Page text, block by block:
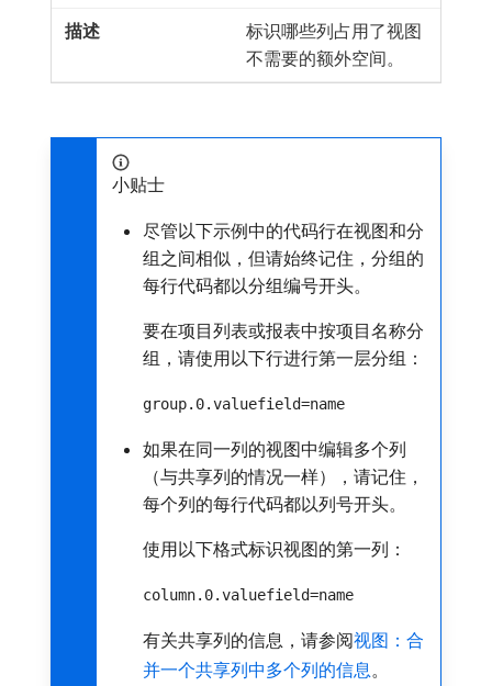
标识哪些列占用了视图
不需要的额外空间。
小贴士
尽管以下示例中的代码行在视图和分
组之间相似，但请始终记住，分组的
每行代码都以分组编号开头。
要在项目列表或报表中按项目名称分
组，请使用以下行进行第一层分组：
group.0.valuefield=name
如果在同一列的视图中编辑多个列
（与共享列的情况一样），请记住，
每个列的每行代码都以列号开头。
使用以下格式标识视图的第一列：
column.0.valuefield=name
有关共享列的信息，请参阅视图：合
并一个共享列中多个列的信息。